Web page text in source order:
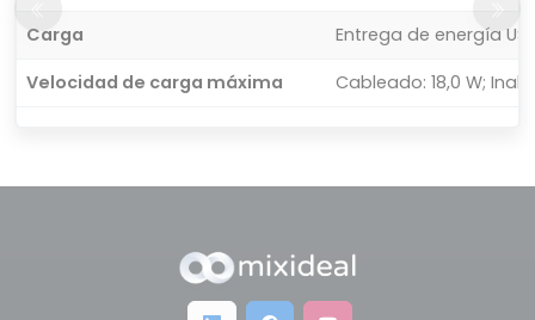
Carga
Entrega de energía
Velocidad de carga máxima
Cableado: 18,0 W;